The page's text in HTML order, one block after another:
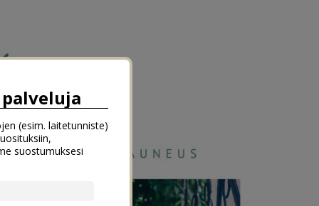
(esim. laitetunniste)
suostumuksesi